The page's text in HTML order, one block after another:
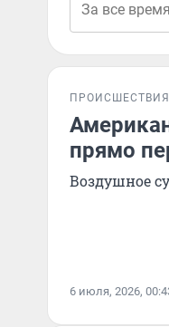
ПРОИСШЕСТВИЯ
прямо
Воздушное
6 июля, 2026,